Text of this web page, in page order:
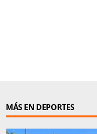
MÁS EN DEPORTES